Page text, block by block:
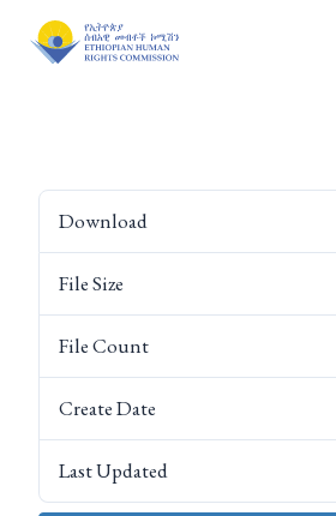
Download
File Size
File Count
Create Date
Last Updated